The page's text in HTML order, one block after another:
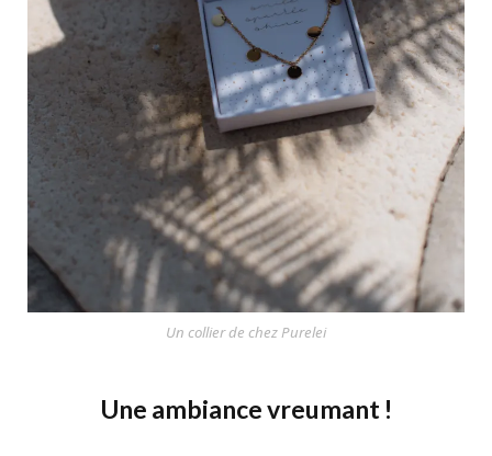
Un collier de chez Purelei
Une ambiance vreumant !